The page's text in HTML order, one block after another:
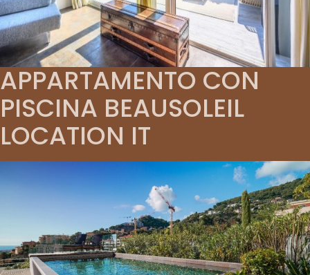
APPARTAMENTO CON
PISCINA BEAUSOLEIL
LOCATION IT